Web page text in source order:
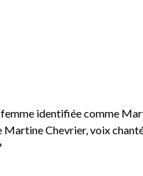
identifiée comme
Chevrier, voix